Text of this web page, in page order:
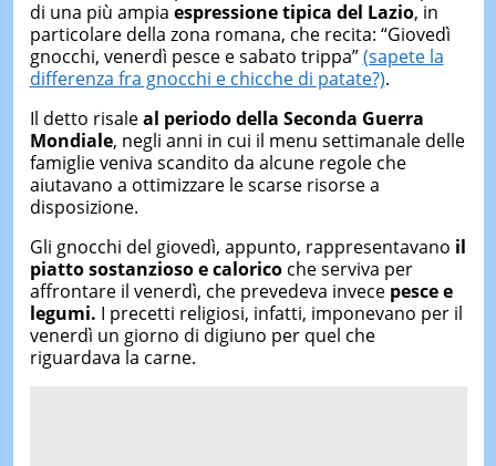
di una più ampia espressione tipica del Lazio, in
particolare della zona romana, che recita: “Giovedì
gnocchi, venerdì pesce e sabato trippa”(sapete la
differenza fra gnocchi e chicche di patate?).
Il detto risaleal periodo della Seconda Guerra
Mondiale, negli anni in cui il menu settimanale delle
famiglie veniva scandito da alcune regole che
aiutavano a ottimizzare le scarse risorse a
disposizione.
Gli gnocchi del giovedì, appunto, rappresentavano il
piatto sostanzioso e caloricoche serviva per
affrontare il venerdì, che prevedeva invece pesce e
legumi. I precetti religiosi, infatti, imponevano per il
venerdì un giorno di digiuno per quel che
riguardava la carne.